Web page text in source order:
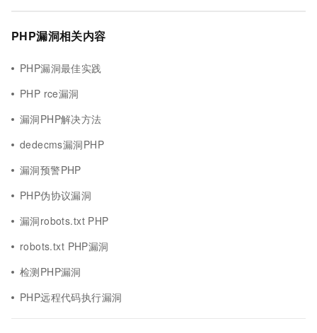
PHP漏洞相关内容
PHP漏洞最佳实践
PHP rce漏洞
漏洞PHP解决方法
dedecms漏洞PHP
漏洞预警PHP
PHP伪协议漏洞
漏洞robots.txt PHP
robots.txt PHP漏洞
检测PHP漏洞
PHP远程代码执行漏洞